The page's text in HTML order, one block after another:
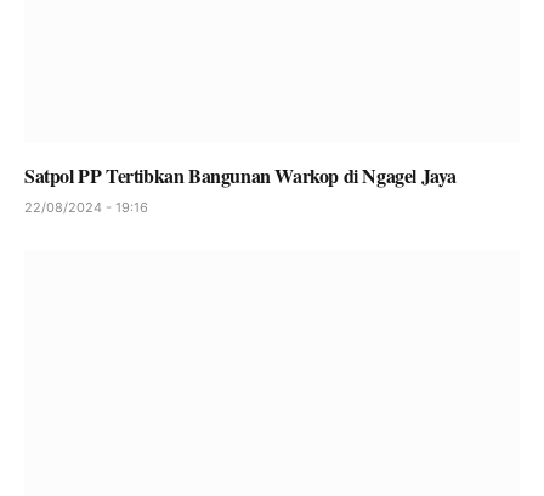
Satpol PP Tertibkan Bangunan Warkop di Ngagel Jaya
22/08/2024 - 19:16